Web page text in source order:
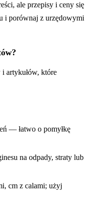
ale przepisy i ceny się
i porównaj z urzędowymi
artykułów, które
— łatwo o pomyłkę
na odpady, straty lub
cm z calami; użyj